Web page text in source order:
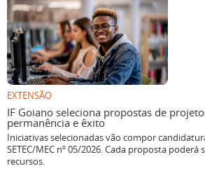
EXTENSÃO
IF Goiano seleciona propostas de
permanência e êxito
Iniciativas selecionadas vão compor
SETEC/MEC nº 05/2026. Cada proposta poderá
recursos.